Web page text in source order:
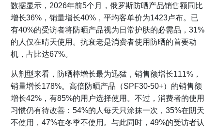
数据显示，2026年前5个月，俄罗斯防晒产品销售额同比
增长36%，销量增长40%，平均客单价为1423卢布。已
有40%的受访者将防晒产品视为日常护肤的必需品，31%
的人仅在晴天使用。抗衰老是消费者使用防晒的首要动
机，占比达67%。
从剂型来看，防晒棒增长最为迅猛，销售额增长111%，
销量增长178%。高倍防晒产品（SPF30-50+）的销售额
增长42%，有85%的用户选择使用。不过，消费者的使用
习惯仍有待改善：54%的人每天只涂抹一次，35%在阴天
不使用，47%在冬季不使用。与此同时，49%的受访者认